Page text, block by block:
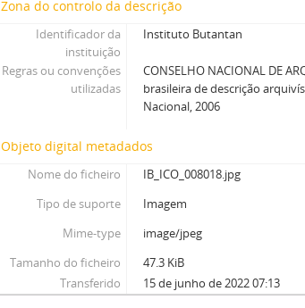
Zona do controlo da descrição
Identificador da
instituição
Instituto Butantan
Regras ou convenções
utilizadas
CONSELHO NACIONAL DE
brasileira de descrição
Nacional, 2006
Objeto digital metadados
Nome do ficheiro
IB_ICO_008018.jpg
Tipo de suporte
Imagem
Mime-type
image/jpeg
Tamanho do ficheiro
47.3 KiB
Transferido
15 de junho de 2022 07:13